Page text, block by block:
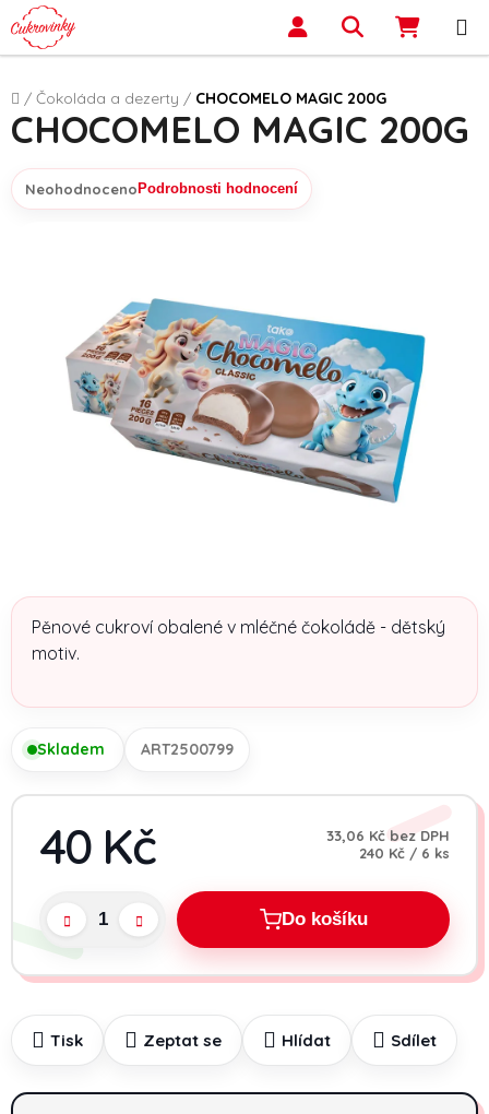
Přejít na obsah Hledat
Domů
/ Čokoláda a dezerty / CHOCOMELO MAGIC 200G
Pěnové cukroví obalené v mléčné čokoládě - dětský
motiv.
Skladem ART2500799
40 Kč
33,06 Kč bez DPH
Měrná cena:
240 Kč / 6 ks
Do košíku
Tisk Zeptat se Hlídat Sdílet
CHOCOMELO MAGIC 200G
Průměrné hodnocení produktu je 0,0 z 5 hvězdiček.
Neohodnoceno Podrobnosti hodnocení